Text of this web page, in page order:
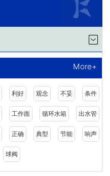
More+
利好 观念 不妥 条件
工作面 循环水箱 出水管
正确 典型 节能 响声
球阀